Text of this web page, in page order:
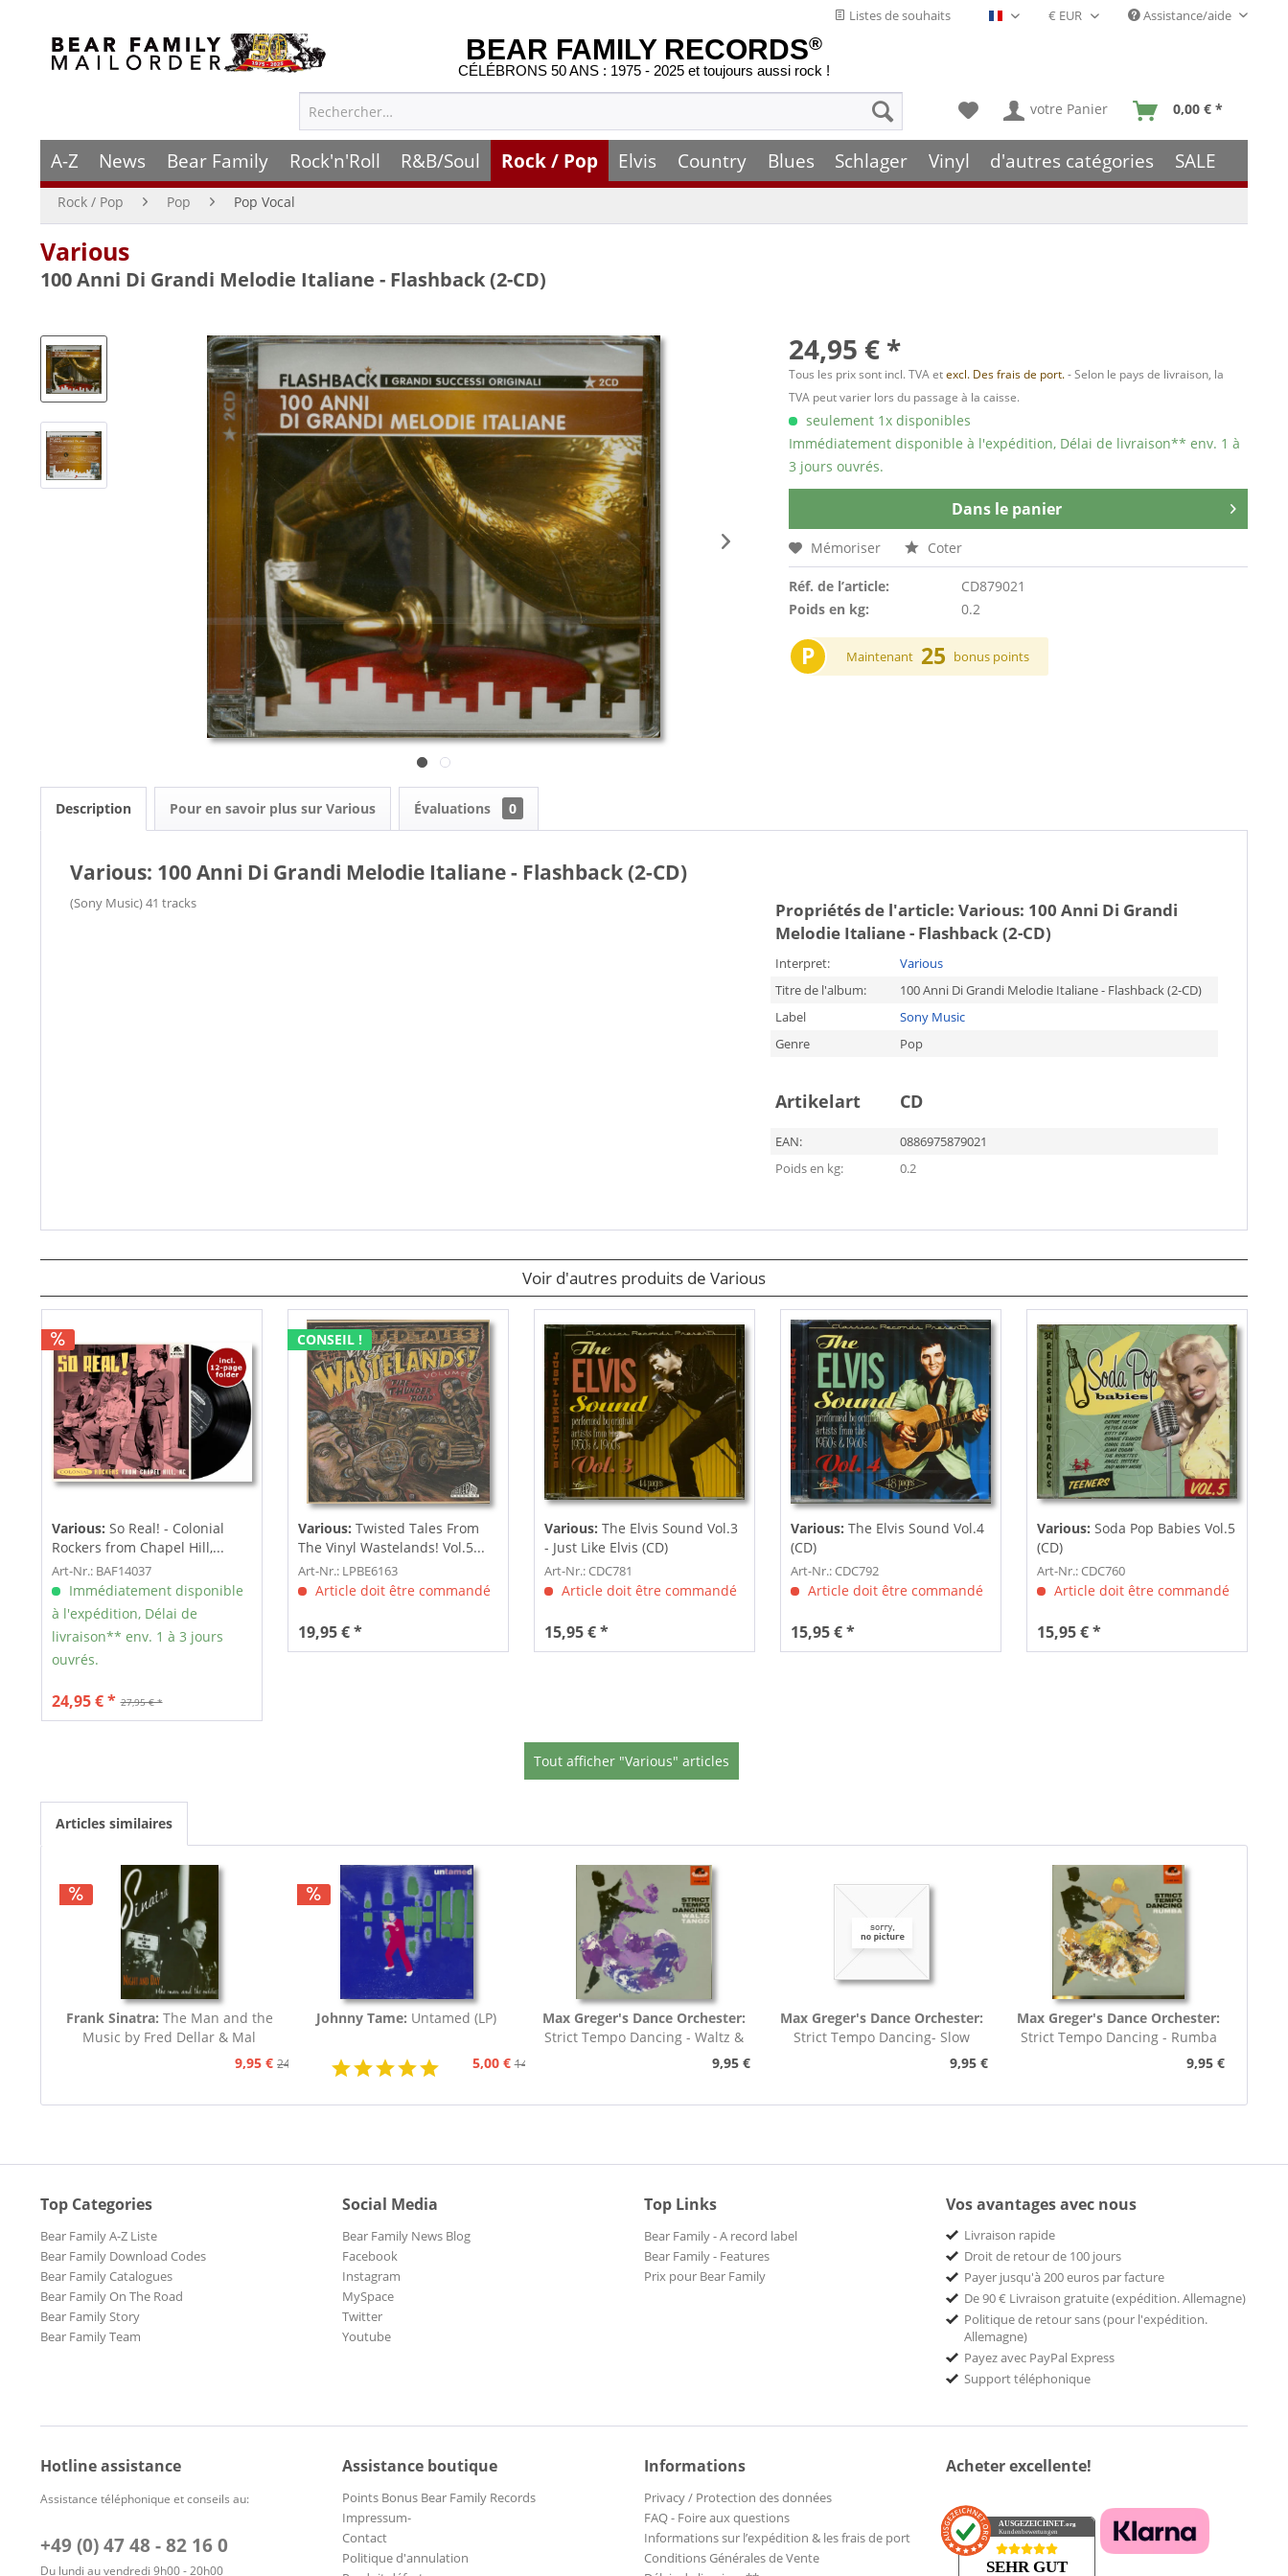
Listes de souhaits Français- FR Assistance/aide
BEAR FAMILY RECORDS®
CÉLÉBRONS 50 ANS : 1975 - 2025 et toujours aussi rock !
votre Panier 0,00 € *
A-Z News Bear Family Rock'n'Roll R&B/Soul Rock / Pop Elvis Country Blues Schlager Vinyl d'autres catégories SALE
Rock / Pop Pop Pop Vocal
Various
100 Anni Di Grandi Melodie Italiane - Flashback (2-CD)
24,95 € *
Tous les prix sont incl. TVA etexcl. Des frais de port.- Selon le pays de livraison, la
TVA peut varier lors du passage à la caisse.
seulement 1x disponibles
Immédiatement disponible à l'expédition, Délai de livraison** env. 1 à
3 jours ouvrés.
Dans le panier
Mémoriser Coter
Réf. de l’article:
CD879021
Poids en kg:
0.2
P Maintenant 25 bonus points
Description Pour en savoir plus sur Various Évaluations 0
Various: 100 Anni Di Grandi Melodie Italiane - Flashback (2-CD)
(Sony Music) 41 tracks Propriétés de l'article: Various: 100 Anni Di Grandi
Melodie Italiane - Flashback (2-CD)
Interpret:
Various
Titre de l'album:
100 Anni Di Grandi Melodie Italiane - Flashback (2-CD)
Label
Sony Music
Genre
Pop
Artikelart CD
EAN:
0886975879021
Poids en kg:
0.2
Voir d'autres produits de Various
Various: So Real! - Colonial
Rockers from Chapel Hill,...
Art-Nr.: BAF14037
Immédiatement disponible
à l'expédition, Délai de
livraison** env. 1 à 3 jours
ouvrés.
27,95 € *
24,95 € *
CONSEIL !
Various: Twisted Tales From
The Vinyl Wastelands! Vol.5...
Art-Nr.: LPBE6163
Article doit être commandé
19,95 € *
Various: The Elvis Sound Vol.3
- Just Like Elvis (CD)
Art-Nr.: CDC781
Article doit être commandé
15,95 € *
Various: The Elvis Sound Vol.4
(CD)
Art-Nr.: CDC792
Article doit être commandé
15,95 € *
Various: Soda Pop Babies Vol.5
(CD)
Art-Nr.: CDC760
Article doit être commandé
15,95 € *
Tout afficher "Various" articles
Articles similaires
Frank Sinatra: The Man and the
Music by Fred Dellar & Mal
9,95 € 24,95 €
Johnny Tame: Untamed (LP)
5,00 € 14,95 €
Max Greger's Dance Orchester:
Strict Tempo Dancing - Waltz &
9,95 €
Max Greger's Dance Orchester:
Strict Tempo Dancing- Slow
9,95 €
Max Greger's Dance Orchester:
Strict Tempo Dancing - Rumba
9,95 €
Top Categories
Bear Family A-Z Liste
Bear Family Download Codes
Bear Family Catalogues
Bear Family On The Road
Bear Family Story
Bear Family Team
Social Media
Bear Family News Blog
Facebook
Instagram
MySpace
Twitter
Youtube
Top Links
Bear Family - A record label
Bear Family - Features
Prix pour Bear Family
Vos avantages avec nous
Livraison rapide
Droit de retour de 100 jours
Payer jusqu'à 200 euros par facture
De 90 € Livraison gratuite (expédition. Allemagne)
Politique de retour sans (pour l'expédition.
Allemagne)
Payez avec PayPal Express
Support téléphonique
Hotline assistance
Assistance téléphonique et conseils au:
+49 (0) 47 48 - 82 16 0
Du lundi au vendredi 9h00 - 20h00
Assistance boutique
Points Bonus Bear Family Records
Impressum-
Contact
Politique d'annulation
Informations
Privacy / Protection des données
FAQ - Foire aux questions
Informations sur l’expédition & les frais de port
Conditions Générales de Vente
Acheter excellente!
AUSGEZEICHNET .org
Kundenbewertungen
SEHR GUT